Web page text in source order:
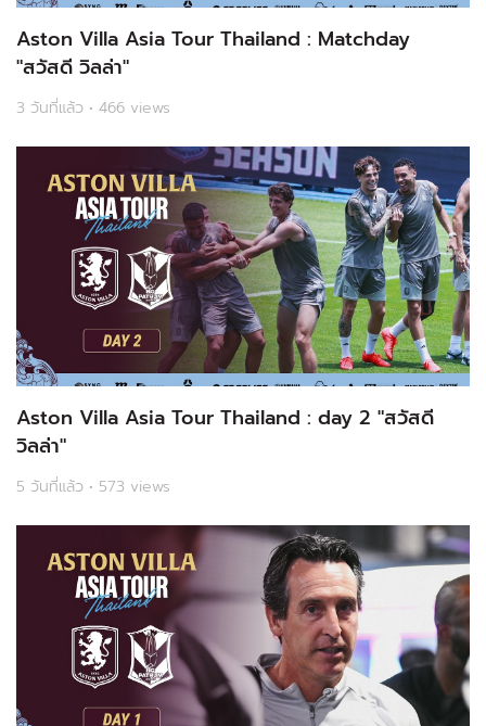
Aston Villa Asia Tour Thailand : Matchday
"สวัสดี วิลล่า"
3 วันที่แล้ว • 466 views
Aston Villa Asia Tour Thailand : day 2 "สวัสดี
วิลล่า"
5 วันที่แล้ว • 573 views